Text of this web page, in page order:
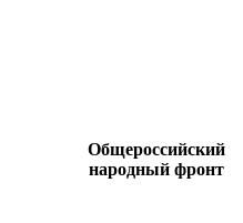
Общероссийский
народный фронт